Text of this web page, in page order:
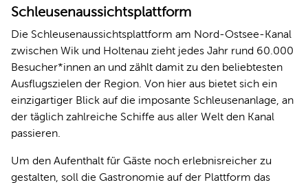
Schleusenaussichtsplattform
Die Schleusenaussichtsplattform am Nord-Ostsee-Kanal
zwischen Wik und Holtenau zieht jedes Jahr rund 60.000
Besucher*innen an und zählt damit zu den beliebtesten
Ausflugszielen der Region. Von hier aus bietet sich ein
einzigartiger Blick auf die imposante Schleusenanlage, an
der täglich zahlreiche Schiffe aus aller Welt den Kanal
passieren.
Um den Aufenthalt für Gäste noch erlebnisreicher zu
gestalten, soll die Gastronomie auf der Plattform das